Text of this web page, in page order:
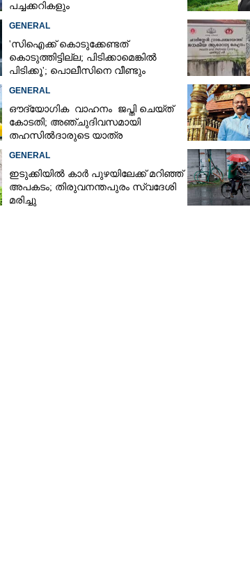
പച്ചക്കറികളും
GENERAL
'സിഐക്ക് കൊടുക്കേണ്ടത്
കൊടുത്തിട്ടില്ല; പിടിക്കാമെങ്കിൽ
പിടിക്കൂ'; പൊലീസിനെ വീണ്ടും
GENERAL
ഔദ്യോഗിക വാഹനം ജപ്തി ചെയ്ത്
കോടതി; അഞ്ചുദിവസമായി
തഹസിൽദാരുടെ യാത്ര
GENERAL
ഇടുക്കിയിൽ കാർ പുഴയിലേക്ക് മറിഞ്ഞ്
അപകടം; തിരുവനന്തപുരം സ്വദേശി
മരിച്ചു